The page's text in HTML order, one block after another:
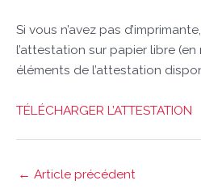
Si vous n’avez pas
l’attestation sur papier libre
éléments de l’attestation
TÉLÉCHARGER L’ATTESTATION
← Article précédent